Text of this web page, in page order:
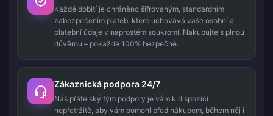
Každé dobití je chráněno šifrovaným, standardním
zabezpečením plateb, které uchovává vaše osobní a
platební údaje v naprostém soukromí. Nakupujte s plnou
důvěrou – pokaždé 100% bezpečně.
Zákaznická podpora 24/7
Náš přátelský tým podpory je vám k dispozici
nepřetržitě, aby vám pomohl před nákupem, během něj i